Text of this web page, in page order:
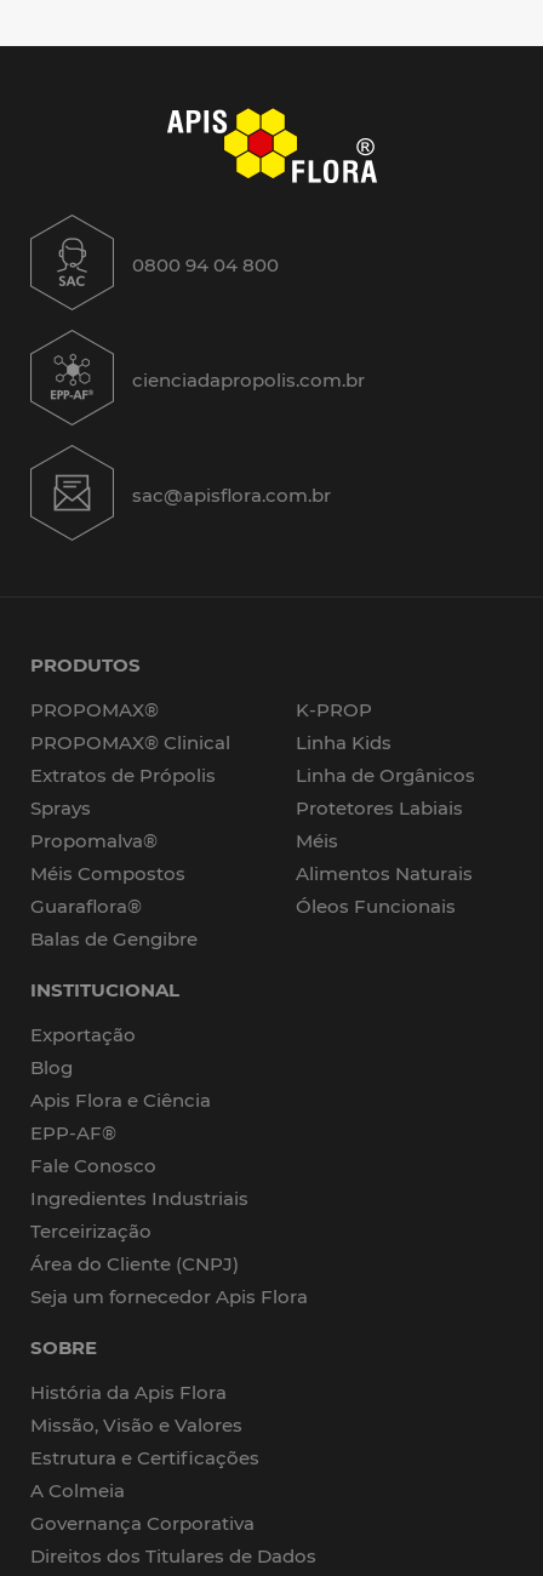
0800 94 04 800
cienciadapropolis.com.br
sac@apisflora.com.br
PRODUTOS
PROPOMAX®
K-PROP
PROPOMAX® Clinical
Linha Kids
Extratos de Própolis
Linha de Orgânicos
Sprays
Protetores Labiais
Propomalva®
Méis
Méis Compostos
Alimentos Naturais
Guaraflora®
Óleos Funcionais
Balas de Gengibre
INSTITUCIONAL
Exportação
Blog
Apis Flora e Ciência
EPP-AF®
Fale Conosco
Ingredientes Industriais
Terceirização
Área do Cliente (CNPJ)
Seja um fornecedor Apis Flora
SOBRE
História da Apis Flora
Missão, Visão e Valores
Estrutura e Certificações
A Colmeia
Governança Corporativa
Direitos dos Titulares de Dados